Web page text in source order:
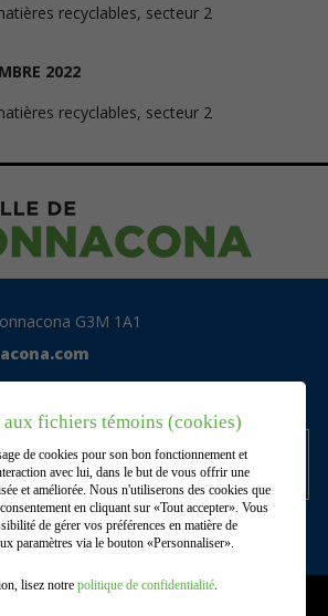
recyclables, secteur 2
2022
recyclables, secteur 2
aux fichiers témoins (cookies)
de cookies pour son bon fonctionnement et
avec lui, dans le but de vous offrir une
et améliorée. Nous n'utiliserons des cookies que
en cliquant sur «Tout accepter». Vous
de gérer vos préférences en matière de
paramètres via le bouton «Personnaliser».
lisez notre politique de confidentialité.
G3M 1A1
centre documentaire
(cookies)